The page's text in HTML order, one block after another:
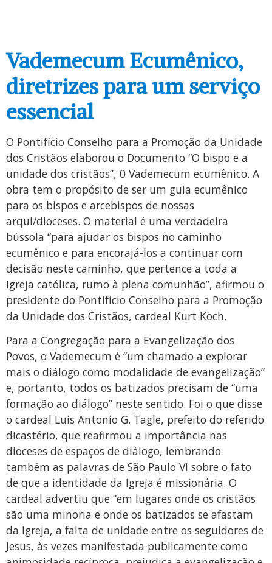
Vademecum Ecumênico,
diretrizes para um serviço
essencial
O Pontifício Conselho para a Promoção da Unidade
dos Cristãos elaborou o Documento “O bispo e a
unidade dos cristãos”, 0 Vademecum ecumênico. A
obra tem o propósito de ser um guia ecumênico
para os bispos e arcebispos de nossas
arqui/dioceses. O material é uma verdadeira
bússola “para ajudar os bispos no caminho
ecumênico e para encorajá-los a continuar com
decisão neste caminho, que pertence a toda a
Igreja católica, rumo à plena comunhão”, afirmou o
presidente do Pontifício Conselho para a Promoção
da Unidade dos Cristãos, cardeal Kurt Koch.
Para a Congregação para a Evangelização dos
Povos, o Vademecum é “um chamado a explorar
mais o diálogo como modalidade de evangelização”
e, portanto, todos os batizados precisam de “uma
formação ao diálogo” neste sentido. Foi o que disse
o cardeal Luis Antonio G. Tagle, prefeito do referido
dicastério, que reafirmou a importância nas
dioceses de espaços de diálogo, lembrando
também as palavras de São Paulo VI sobre o fato
de que a identidade da Igreja é missionária. O
cardeal advertiu que “em lugares onde os cristãos
são uma minoria e onde os batizados se afastam
da Igreja, a falta de unidade entre os seguidores de
Jesus, às vezes manifestada publicamente como